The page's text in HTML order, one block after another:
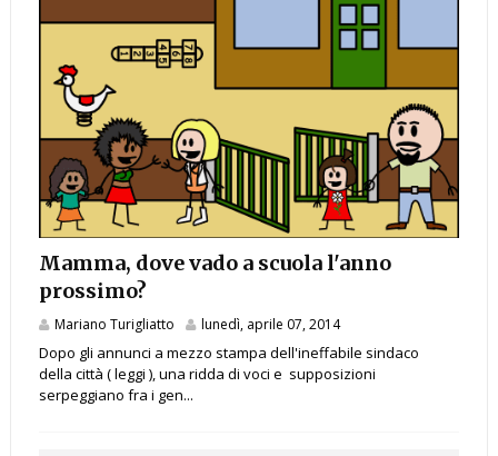
Mamma, dove vado a scuola l'anno
prossimo?
Mariano Turigliatto lunedì, aprile 07, 2014
Dopo gli annunci a mezzo stampa dell'ineffabile sindaco
della città ( leggi ), una ridda di voci e supposizioni
serpeggiano fra i gen...